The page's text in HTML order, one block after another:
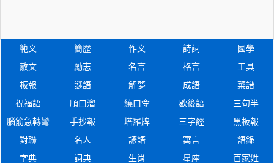
範文 簡歷 作文 詩詞
國學
散文
勵志 名言 格言
工具
板報
謎語 解夢 成語
菜譜
祝福語
順口溜 繞口令 歇後語
三句半
腦筋急轉彎
手抄報 塔羅牌 三字經
黑板報
對聯
名人 諺語 寓言
語錄
字典
詞典 生肖 星座 百家姓